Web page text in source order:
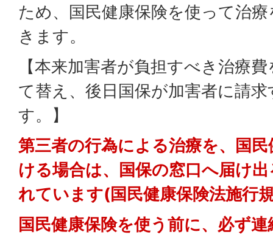
ため、国民健康保険を使って治
きます。
【本来加害者が負担すべき治療
て替え、後日国保が加害者に請
す。】
第三者の行為による治療を、国
ける場合は、国保の窓口へ届け
れています(国民健康保険法施行
国民健康保険を使う前に、必ず